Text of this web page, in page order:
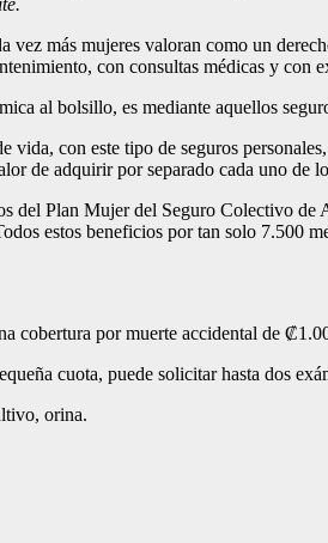
vez más mujeres valoran como un
con consultas médicas y con
al bolsillo, es mediante aquellos
con este tipo de seguros
de adquirir por separado cada uno
del Plan Mujer del Seguro Colectivo de
estos beneficios por tan solo 7.500
cobertura por muerte accidental de
cuota, puede solicitar hasta dos
orina.